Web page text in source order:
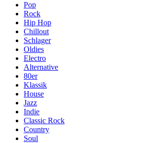
Pop
Rock
Hip Hop
Chillout
Schlager
Oldies
Electro
Alternative
80er
Klassik
House
Jazz
Indie
Classic Rock
Country
Soul